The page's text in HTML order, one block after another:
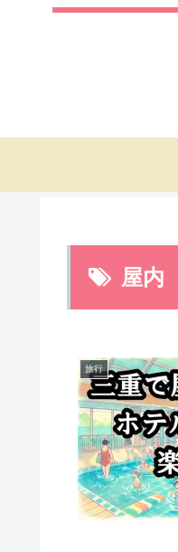
屋内
旅行